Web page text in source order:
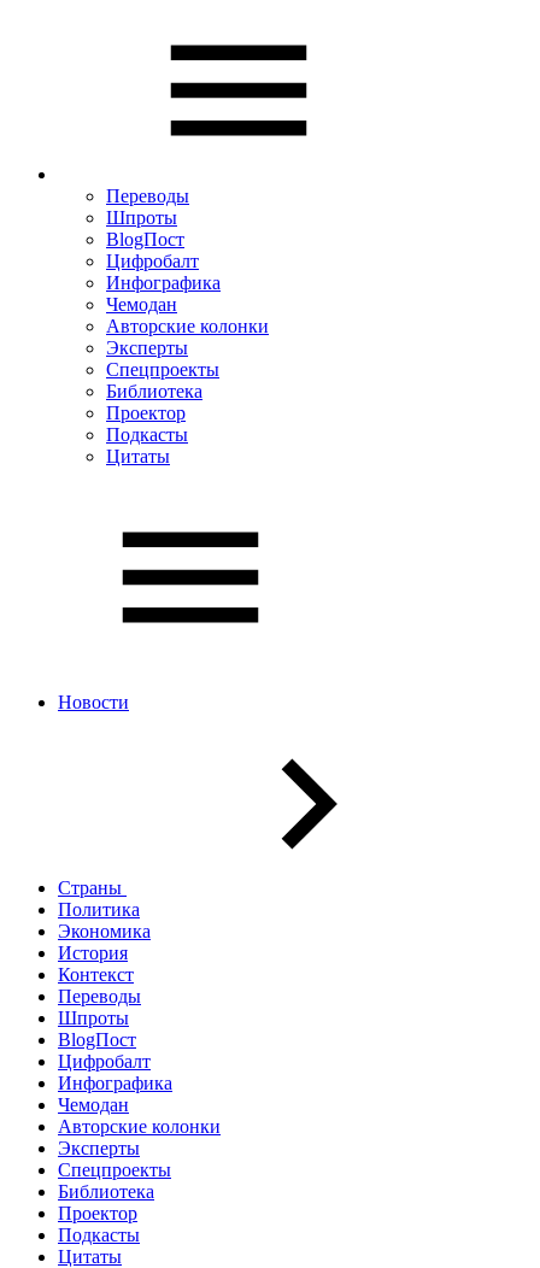
Переводы
Шпроты
BlogПост
Цифробалт
Инфографика
Чемодан
Авторские колонки
Эксперты
Спецпроекты
Библиотека
Проектор
Подкасты
Цитаты
Новости
Страны
Политика
Экономика
История
Контекст
Переводы
Шпроты
BlogПост
Цифробалт
Инфографика
Чемодан
Авторские колонки
Эксперты
Спецпроекты
Библиотека
Проектор
Подкасты
Цитаты